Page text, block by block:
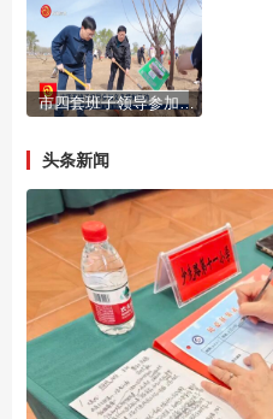
市四套班子领导参加义务植树活动
头条新闻